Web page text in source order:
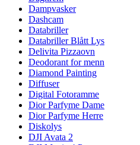
Dampvasker
Dashcam
Databriller
Databriller Blått Lys
Delivita Pizzaovn
Deodorant for menn
Diamond Painting
Diffuser
Digital Fotoramme
Dior Parfyme Dame
Dior Parfyme Herre
Diskolys
DJI Avata 2